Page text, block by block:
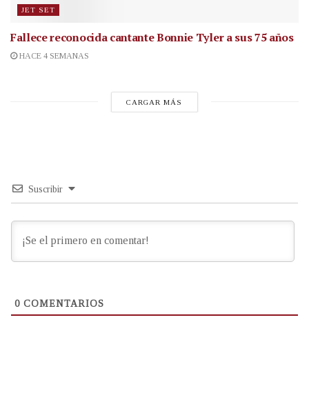
JET SET
Fallece reconocida cantanteBonnie Tyler a sus 75 años
HACE 4 SEMANAS
CARGAR MÁS
Suscribir
0 COMENTARIOS